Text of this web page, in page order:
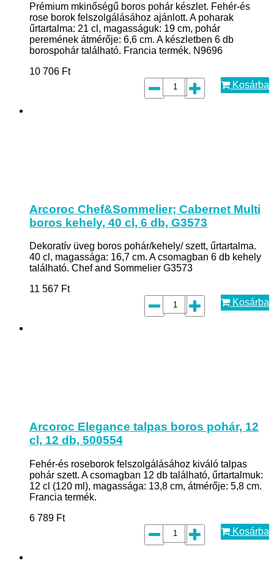
Prémium mkinőségű boros pohár készlet. Fehér-és
rose borok felszolgálásához ajánlott. A poharak
űrtartalma: 21 cl, magasságuk: 19 cm, pohár
peremének átmérője: 6,6 cm. A készletben 6 db
borospohár található. Francia termék. N9696
10 706 Ft
Kosárba
Arcoroc Chef&Sommelier; Cabernet Multi
boros kehely, 40 cl, 6 db, G3573
Dekoratív üveg boros pohár/kehely/ szett, űrtartalma.
40 cl, magassága: 16,7 cm. A csomagban 6 db kehely
található. Chef and Sommelier G3573
11 567 Ft
Kosárba
Arcoroc Elegance talpas boros pohár, 12
cl, 12 db, 500554
Fehér-és roseborok felszolgálásához kiváló talpas
pohár szett. A csomagban 12 db található, űrtartalmuk:
12 cl (120 ml), magassága: 13,8 cm, átmérője: 5,8 cm.
Francia termék.
6 789 Ft
Kosárba